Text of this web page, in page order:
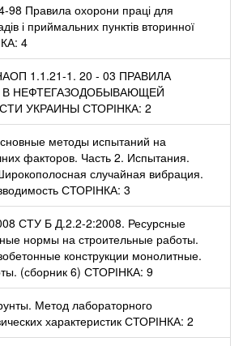
Правила охорони праці для
і приймальних пунктів вторинної
4
1.1.21-1. 20 - 03 ПРАВИЛА
НЕФТЕГАЗОДОБЫВАЮЩЕЙ
УКРАИНЫ СТОРІНКА: 2
методы испытаний на
факторов. Часть 2. Испытания.
случайная вибрация.
СТОРІНКА: 3
СТУ Б Д.2.2-2:2008. Ресурсные
нормы на строительные работы.
конструкции монолитные.
(сборник 6) СТОРІНКА: 9
Метод лабораторного
характеристик СТОРІНКА: 2